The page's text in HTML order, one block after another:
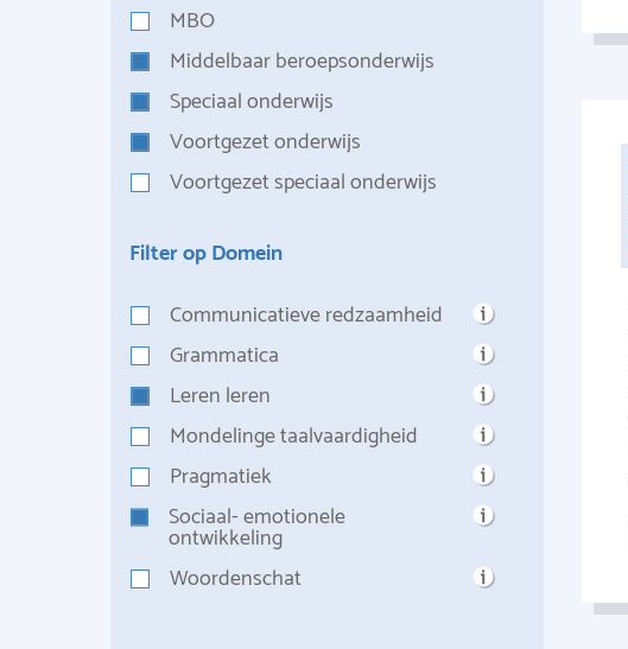
MBO
Middelbaar beroepsonderwijs
Speciaal onderwijs
Voortgezet onderwijs
Voortgezet speciaal onderwijs
Filter op Domein
Communicatieve redzaamheid
Grammatica
Leren leren
Mondelinge taalvaardigheid
Pragmatiek
Sociaal- emotionele
ontwikkeling
Woordenschat